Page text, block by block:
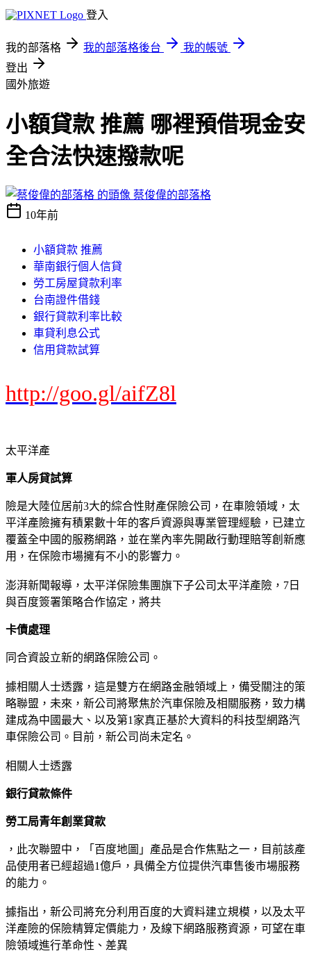
登入
我的部落格 我的部落格後台
我的帳號
登出
國外旅遊
小額貸款 推薦 哪裡預借現金安
全合法快速撥款呢
蔡俊偉的部落格
10年前
小額貸款 推薦
華南銀行個人信貸
勞工房屋貸款利率
台南證件借錢
銀行貸款利率比較
車貸利息公式
信用貸款試算
http://goo.gl/aifZ8l
太平洋產
軍人房貸試算
險是大陸位居前3大的綜合性財產保險公司，在車險領域，太
平洋產險擁有積累數十年的客戶資源與專業管理經驗，已建立
覆蓋全中國的服務網路，並在業內率先開啟行動理賠等創新應
用，在保險市場擁有不小的影響力。
澎湃新聞報導，太平洋保險集團旗下子公司太平洋產險，7日
與百度簽署策略合作協定，將共
卡債處理
同合資設立新的網路保險公司。
據相關人士透露，這是雙方在網路金融領域上，備受關注的策
略聯盟，未來，新公司將聚焦於汽車保險及相關服務，致力構
建成為中國最大、以及第1家真正基於大資料的科技型網路汽
車保險公司。目前，新公司尚未定名。
相關人士透露
銀行貸款條件
勞工局青年創業貸款
，此次聯盟中，「百度地圖」產品是合作焦點之一，目前該產
品使用者已經超過1億戶，具備全方位提供汽車售後市場服務
的能力。
據指出，新公司將充分利用百度的大資料建立規模，以及太平
洋產險的保險精算定價能力，及線下網路服務資源，可望在車
險領域進行革命性、差異